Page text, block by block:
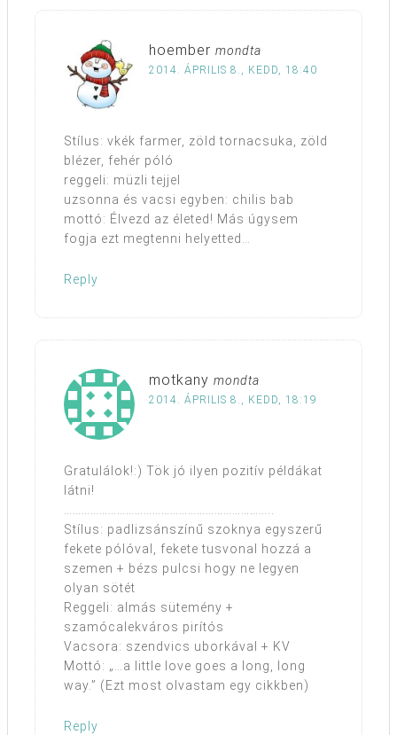
hoember mondta
2014. ÁPRILIS 8., KEDD, 18:40
Stílus: vkék farmer, zöld tornacsuka, zöld
blézer, fehér póló
reggeli: müzli tejjel
uzsonna és vacsi egyben: chilis bab
mottó: Élvezd az életed! Más úgysem
fogja ezt megtenni helyetted…
Reply
motkany mondta
2014. ÁPRILIS 8., KEDD, 18:19
Gratulálok!:) Tök jó ilyen pozitív példákat
látni!
……………………………………………………………..
Stílus: padlizsánszínű szoknya egyszerű
fekete pólóval, fekete tusvonal hozzá a
szemen + bézs pulcsi hogy ne legyen
olyan sötét
Reggeli: almás sütemény +
szamócalekváros pirítós
Vacsora: szendvics uborkával + KV
Mottó: „…a little love goes a long, long
way.” (Ezt most olvastam egy cikkben)
Reply